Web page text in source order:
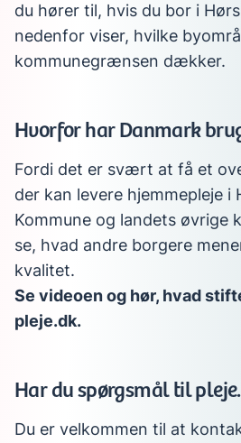
du hører til, hvis du bor i
nedenfor viser, hvilke
kommunegrænsen dækker.
Hvorfor har Danmark
Fordi det er svært at få et
der kan levere hjemmepleje i
Kommune og landets øvrige
se, hvad andre borgere
kvalitet.
Se videoen og hør, hvad
pleje.dk.
Har du spørgsmål til
Du er velkommen til at